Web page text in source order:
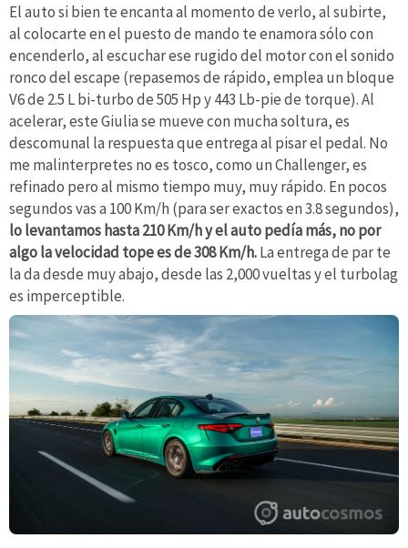
El auto si bien te encanta al momento de verlo, al subirte,
al colocarte en el puesto de mando te enamora sólo con
encenderlo, al escuchar ese rugido del motor con el sonido
ronco del escape (repasemos de rápido, emplea un bloque
V6 de 2.5 L bi-turbo de 505 Hp y 443 Lb-pie de torque). Al
acelerar, este Giulia se mueve con mucha soltura, es
descomunal la respuesta que entrega al pisar el pedal. No
me malinterpretes no es tosco, como un Challenger, es
refinado pero al mismo tiempo muy, muy rápido. En pocos
segundos vas a 100 Km/h (para ser exactos en 3.8 segundos),
lo levantamos hasta 210 Km/h y el auto pedía más, no por
algo la velocidad tope es de 308 Km/h.La entrega de par te
la da desde muy abajo, desde las 2,000 vueltas y el turbolag
es imperceptible.